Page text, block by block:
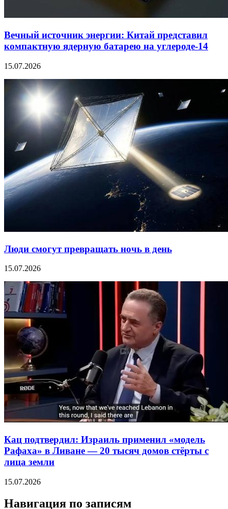
Вечный источник энергии: Китай представил
компактную ядерную батарею на углероде-14
15.07.2026
Люди смогут превращать ночь в день
15.07.2026
Кац подтвердил: Израиль применил «модель
Рафаха» в Ливане — 20 тысяч домов стёрты с
лица земли
15.07.2026
Навигация по записям